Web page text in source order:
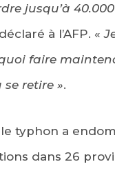
jusqu’à
à l’AFP. «
faire
se retire ».
le typhon a
dans 26